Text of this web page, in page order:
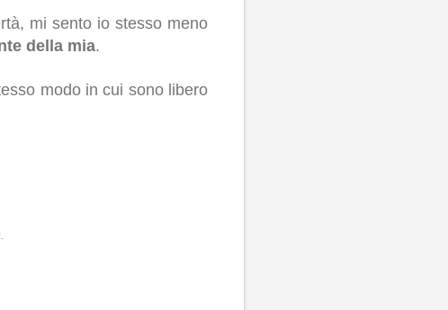
mi sento io stesso meno
della mia.
modo in cui sono libero